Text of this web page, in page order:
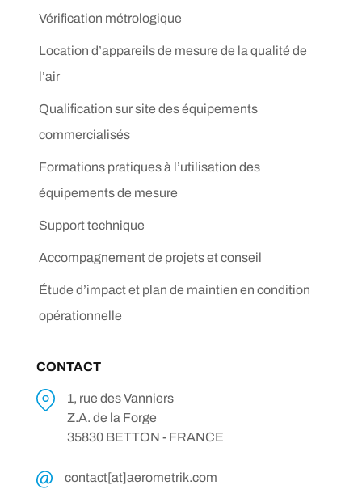
Vérification métrologique
Location d’appareils de mesure de la qualité de
l’air
Qualification sur site des équipements
commercialisés
Formations pratiques à l’utilisation des
équipements de mesure
Support technique
Accompagnement de projets et conseil
Étude d’impact et plan de maintien en condition
opérationnelle
CONTACT
1, rue des Vanniers
Z.A. de la Forge
35830 BETTON - FRANCE
contact[at]aerometrik.com